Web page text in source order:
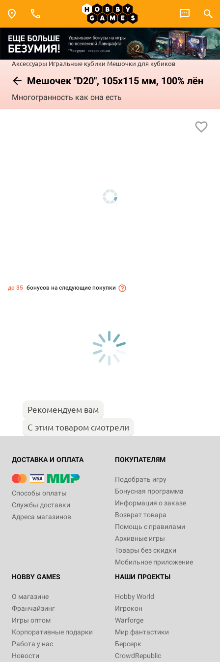
Аксессуары Игральные кубики Мешочки для кубиков
Мешочек "D20", 105x115 мм, 100% лён
Многогранность как она есть
до 35 бонусов на следующие покупки
Рекомендуем вам
С этим товаром смотрели
ДОСТАВКА И ОПЛАТА
Способы оплаты
Службы доставки
Адреса магазинов
ПОКУПАТЕЛЯМ
Подобрать игру
Бонусная программа
Информация о заказе
Возврат товара
Помощь с правилами
Архивные игры
Товары без скидки
Мобильное приложение
HOBBY GAMES
О магазине
Франчайзинг
Игры оптом
Корпоративные подарки
Работа у нас
Новости
НАШИ ПРОЕКТЫ
Hobby World
Игрокон
Warforge
Мир фантастики
Берсерк
CrowdRepublic